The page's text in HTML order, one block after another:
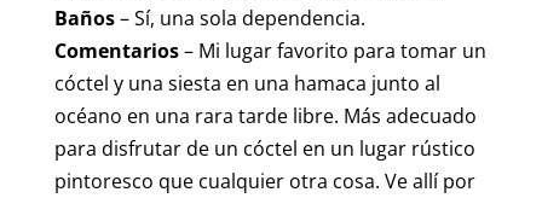
Baños– Sí, una sola dependencia.
Comentarios– Mi lugar favorito para tomar un
cóctel y una siesta en una hamaca junto al
océano en una rara tarde libre. Más adecuado
para disfrutar de un cóctel en un lugar rústico
pintoresco que cualquier otra cosa. Ve allí por